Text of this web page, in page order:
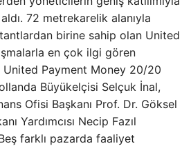
72 metrekarelik alanıyla
birine sahip olan United
en çok ilgi gören
Payment Money 20/20
Büyükelçisi Selçuk İnal,
Ofisi Başkanı Prof. Dr. Göksel
Yardımcısı Necip Fazıl
farklı pazarda faaliyet